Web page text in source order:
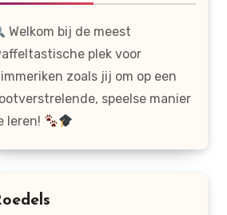
Welkom bij de meest
plek voor
zoals jij om op een
speelse manier
leren!